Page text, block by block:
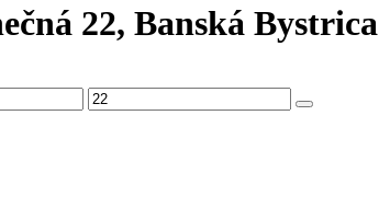
22, Banská Bystrica